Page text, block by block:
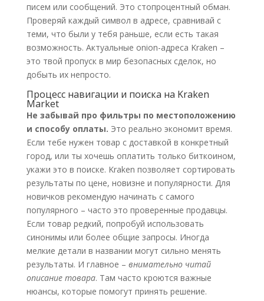
писем или сообщений. Это стопроцентный обман.
Проверяй каждый символ в адресе, сравнивай с
теми, что были у тебя раньше, если есть такая
возможность. Актуальные onion-адреса Kraken –
это твой пропуск в мир безопасных сделок, но
добыть их непросто.
Процесс навигации и поиска на Kraken
Market
Не забывай про фильтры по местоположению
и способу оплаты. Это реально экономит время.
Если тебе нужен товар с доставкой в конкретный
город, или ты хочешь оплатить только биткоином,
укажи это в поиске. Kraken позволяет сортировать
результаты по цене, новизне и популярности. Для
новичков рекомендую начинать с самого
популярного – часто это проверенные продавцы.
Если товар редкий, попробуй использовать
синонимы или более общие запросы. Иногда
мелкие детали в названии могут сильно менять
результаты. И главное – внимательно читай
описание товара. Там часто кроются важные
нюансы, которые помогут принять решение.